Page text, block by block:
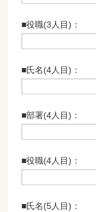
■役職(3人目)：
■氏名(4人目)：
■部署(4人目)：
■役職(4人目)：
■氏名(5人目)：